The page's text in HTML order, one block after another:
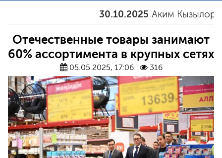
30.10.2025 Аким
Отечественные товары занимают
60% ассортимента в крупных сетях
05.05.2025, 17:06 316